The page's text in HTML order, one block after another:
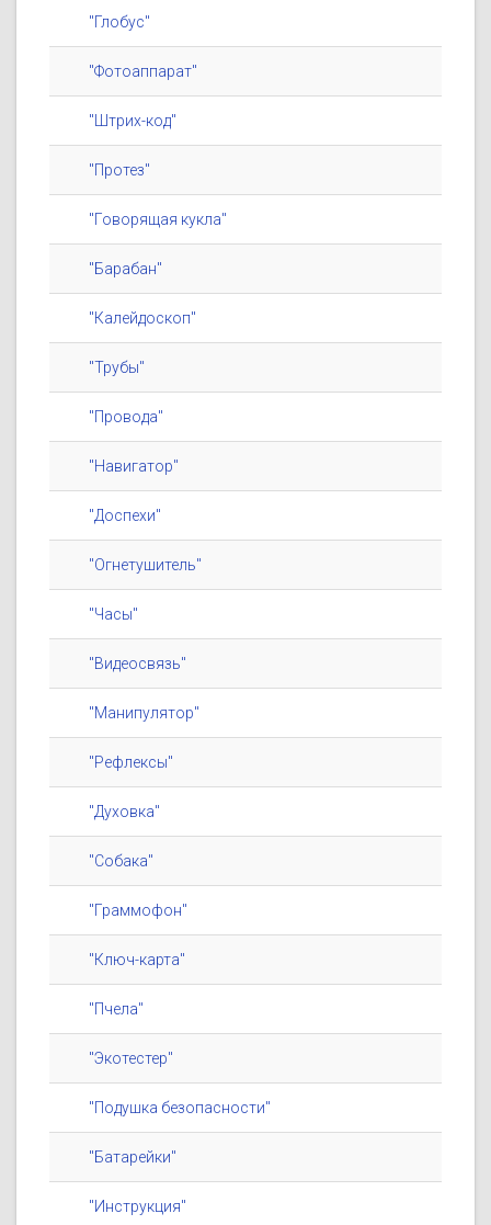
"Глобус"
"Фотоаппарат"
"Штрих-код"
"Протез"
"Говорящая кукла"
"Барабан"
"Калейдоскоп"
"Трубы"
"Провода"
"Навигатор"
"Доспехи"
"Огнетушитель"
"Часы"
"Видеосвязь"
"Манипулятор"
"Рефлексы"
"Духовка"
"Собака"
"Граммофон"
"Ключ-карта"
"Пчела"
"Экотестер"
"Подушка безопасности"
"Батарейки"
"Инструкция"